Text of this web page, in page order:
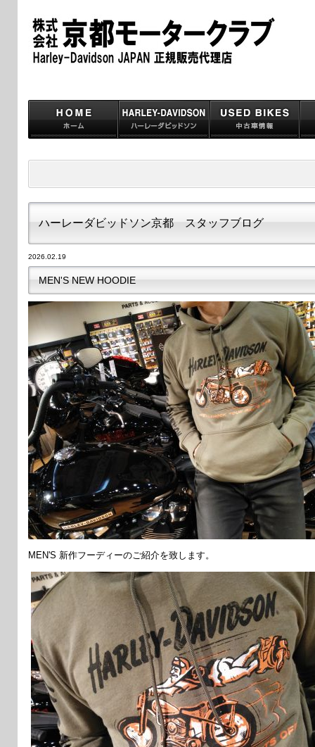
ハーレーダビッドソン京都 スタッフブログ
2026.02.19
MEN'S NEW HOODIE
MEN'S 新作フーディーのご紹介を致します。